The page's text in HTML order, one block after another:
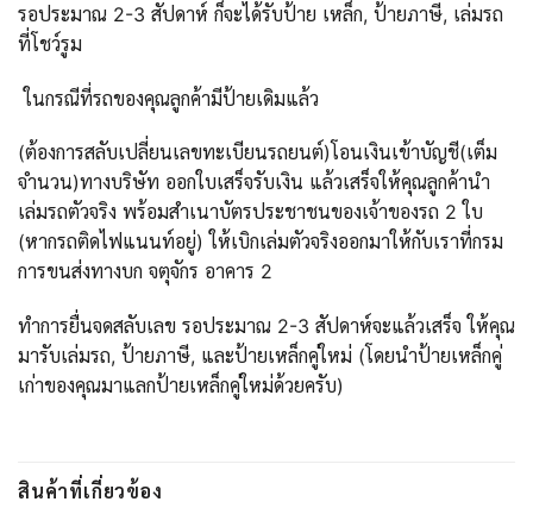
รอประมาณ 2-3 สัปดาห์ ก็จะได้รับป้าย เหล็ก, ป้ายภาษี, เล่มรถ
ที่โชว์รูม
ในกรณีที่รถของคุณลูกค้ามีป้ายเดิมแล้ว
(ต้องการสลับเปลี่ยนเลขทะเบียนรถยนต์)โอนเงินเข้าบัญชี(เต็ม
จำนวน)ทางบริษัท ออกใบเสร็จรับเงิน แล้วเสร็จให้คุณลูกค้านำ
เล่มรถตัวจริง พร้อมสำเนาบัตรประชาชนของเจ้าของรถ 2 ใบ
(หากรถติดไฟแนนท์อยู่) ให้เบิกเล่มตัวจริงออกมาให้กับเราที่กรม
การขนส่งทางบก จตุจักร อาคาร 2
ทำการยื่นจดสลับเลข รอประมาณ 2-3 สัปดาห์จะแล้วเสร็จ ให้คุณ
มารับเล่มรถ, ป้ายภาษี, และป้ายเหล็กคู่ใหม่ (โดยนำป้ายเหล็กคู่
เก่าของคุณมาแลกป้ายเหล็กคู่ใหม่ด้วยครับ)
สินค้าที่เกี่ยวข้อง